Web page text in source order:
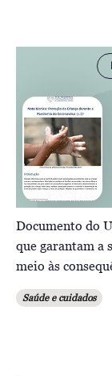
Documento do
que garantam a
meio às
Saúde e cuidados